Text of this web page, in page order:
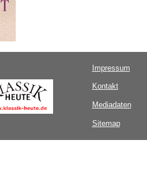
Impressum
Kontakt
Mediadaten
Sitemap